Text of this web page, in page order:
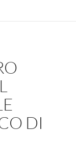
DI